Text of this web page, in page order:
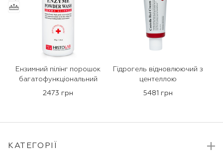
Ензимний пілінг порошок
багатофункціональний
2473 грн
Гідрогель відновлюючий з
центеллою
5481 грн
КАТЕГОРІЇ